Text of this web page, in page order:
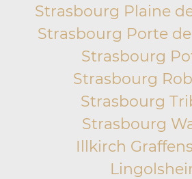
Strasbourg Plaine
Strasbourg Porte
Strasbourg
Strasbourg
Strasbourg
Strasbourg
Illkirch